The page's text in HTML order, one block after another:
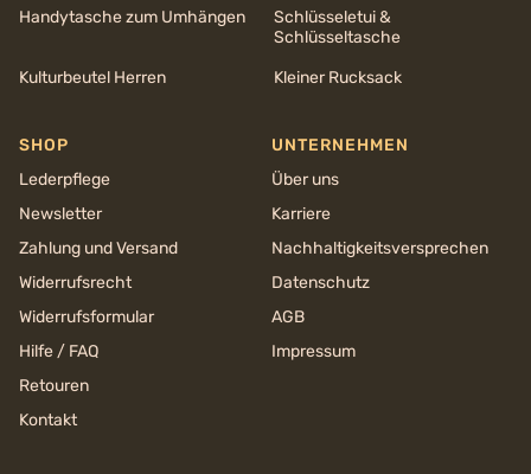
Handytasche zum Umhängen
Schlüsseletui &
Schlüsseltasche
Kulturbeutel Herren
Kleiner Rucksack
SHOP
Lederpflege
Newsletter
Zahlung und Versand
Widerrufsrecht
Widerrufsformular
Hilfe / FAQ
Retouren
Kontakt
UNTERNEHMEN
Über uns
Karriere
Nachhaltigkeits­versprechen
Datenschutz
AGB
Impressum